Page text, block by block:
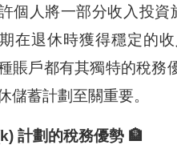
個人將一部分收入投
在退休時獲得穩定的
賬戶都有其獨特的稅務
儲蓄計劃至關重要。
計劃的稅務優勢 🏦